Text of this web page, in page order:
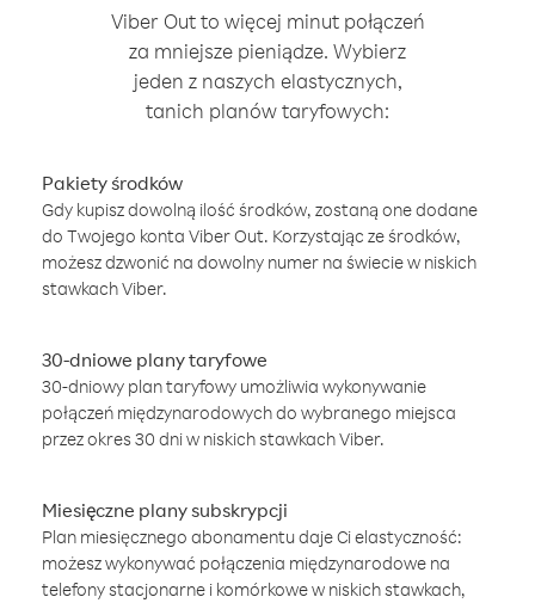
Viber Out to więcej minut połączeń
za mniejsze pieniądze. Wybierz
jeden z naszych elastycznych,
tanich planów taryfowych:
Pakiety środków
Gdy kupisz dowolną ilość środków, zostaną one dodane
do Twojego konta Viber Out. Korzystając ze środków,
możesz dzwonić na dowolny numer na świecie w niskich
stawkach Viber.
30-dniowe plany taryfowe
30-dniowy plan taryfowy umożliwia wykonywanie
połączeń międzynarodowych do wybranego miejsca
przez okres 30 dni w niskich stawkach Viber.
Miesięczne plany subskrypcji
Plan miesięcznego abonamentu daje Ci elastyczność:
możesz wykonywać połączenia międzynarodowe na
telefony stacjonarne i komórkowe w niskich stawkach,